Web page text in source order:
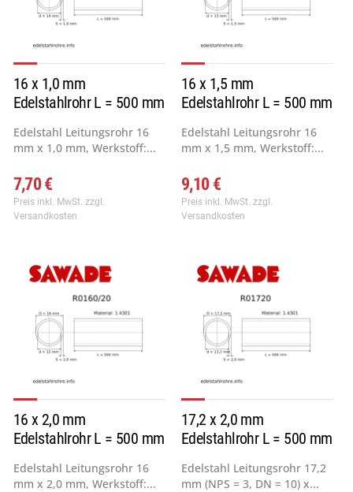
16 x 1,0 mm
Edelstahlrohr L = 500 mm
Edelstahl Leitungsrohr 16
mm x 1,0 mm, Werkstoff:...
7,70 €
Preis inkl. MwSt. zzgl.
Versandkosten
16 x 1,5 mm
Edelstahlrohr L = 500 mm
Edelstahl Leitungsrohr 16
mm x 1,5 mm, Werkstoff:...
9,10 €
Preis inkl. MwSt. zzgl.
Versandkosten
16 x 2,0 mm
Edelstahlrohr L = 500 mm
Edelstahl Leitungsrohr 16
mm x 2,0 mm, Werkstoff:...
17,2 x 2,0 mm
Edelstahlrohr L = 500 mm
Edelstahl Leitungsrohr 17,2
mm (NPS = 3, DN = 10) x...